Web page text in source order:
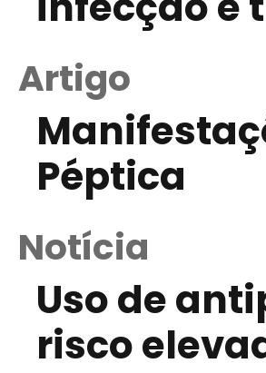
Artigo
Péptica
Notícia
Uso de
risco